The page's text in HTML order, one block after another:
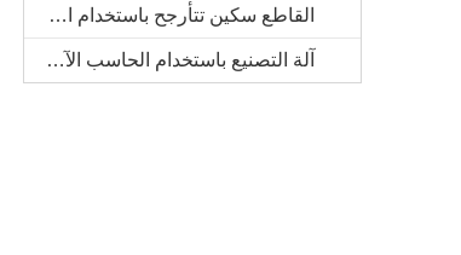
القاطع سكين تتأرجح باستخدام الحاسب الآلي
آلة التصنيع باستخدام الحاسب الآلي الخشب الصلب